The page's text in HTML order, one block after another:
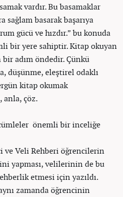
vardır. Bu basamaklar
sağlam basarak başarıya
gücü ve hızdır.” bu konuda
bir yere sahiptir. Kitap okuyan
adım öndedir. Çünkü
düşünme, eleştirel odaklı
kitap okumak
anla, çöz.
önemli bir inceliğe
ve Veli Rehberi öğrencilerin
yapması, velilerinin de bu
etmesi için yazıldı.
zamanda öğrencinin